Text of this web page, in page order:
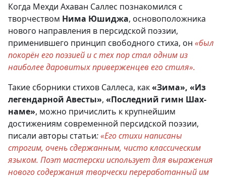
Когда Мехди Ахаван Саллес познакомился с
творчеством Нима Юшиджа, основоположника
нового направления в персидской поэзии,
применившего принцип свободного стиха, он «был
покорён его поэзией и с тех пор стал одним из
наиболее даровитых приверженцев его стиля».
Такие сборники стихов Саллеса, как«Зима», «Из
легендарной Авесты», «Последний гимн Шах-
наме», можно причислить к крупнейшим
достижениям современной персидской поэзии,
писали авторы статьи:«Его стихи написаны
строгим, очень сдержанным, чисто классическим
языком. Поэт мастерски использует для выражения
нового содержания творчески переработанный им